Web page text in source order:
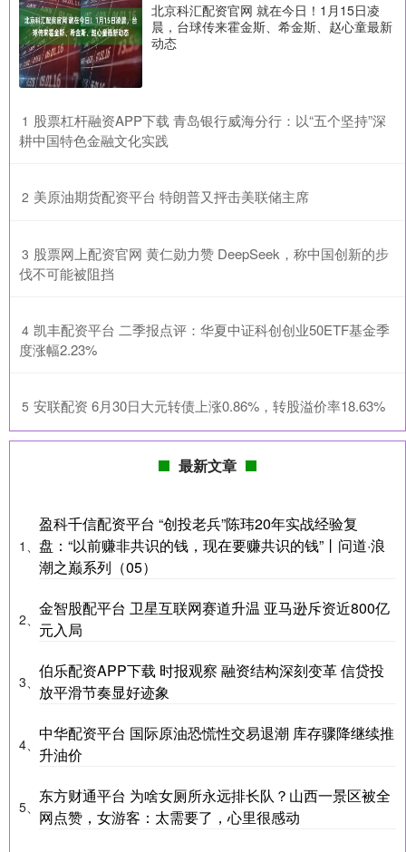
北京科汇配资官网 就在今日！1月15日凌
晨，台球传来霍金斯、希金斯、赵心童最新
动态
1 ​股票杠杆融资APP下载 青岛银行威海分行：以“五个坚持”深
耕中国特色金融文化实践
2 ​美原油期货配资平台 特朗普又抨击美联储主席
3 ​股票网上配资官网 黄仁勋力赞 DeepSeek，称中国创新的步
伐不可能被阻挡
4 ​凯丰配资平台 二季报点评：华夏中证科创创业50ETF基金季
度涨幅2.23%
5 ​安联配资 6月30日大元转债上涨0.86%，转股溢价率18.63%
最新文章
1、
盈科千信配资平台 “创投老兵”陈玮20年实战经验复
盘：“以前赚非共识的钱，现在要赚共识的钱”丨问道·浪
潮之巅系列（05）
2、
金智股配平台 卫星互联网赛道升温 亚马逊斥资近800亿
元入局
3、
伯乐配资APP下载 时报观察 融资结构深刻变革 信贷投
放平滑节奏显好迹象
4、
中华配资平台 国际原油恐慌性交易退潮 库存骤降继续推
升油价
5、
东方财通平台 为啥女厕所永远排长队？山西一景区被全
网点赞，女游客：太需要了，心里很感动